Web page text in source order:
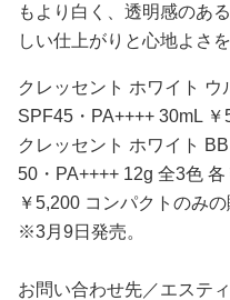
もより白く、透明感のあ
しい仕上がりと心地よさ
クレッセント ホワイト
SPF45・PA++++ 30mL ￥
クレッセント ホワイト
50・PA++++ 12g 全3色
￥5,200 コンパクトのみの
※3月9日発売。
お問い合わせ先／エステ